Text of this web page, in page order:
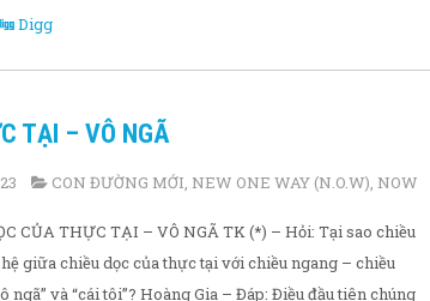
Digg
TẠI – VÔ NGÃ
CON ĐƯỜNG MỚI, NEW ONE WAY (N.O.W), NOW
CỦA THỰC TẠI – VÔ NGÃ TK (*) – Hỏi: Tại sao chiều
giữa chiều dọc của thực tại với chiều ngang – chiều
và “cái tôi”? Hoàng Gia – Đáp: Điều đầu tiên chúng